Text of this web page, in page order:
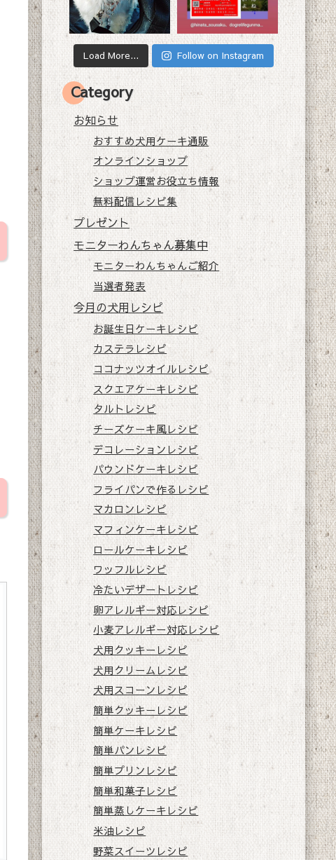
Load More... Follow on Instagram
Category
お知らせ
おすすめ犬用ケーキ通販
オンラインショップ
ショップ運営お役立ち情報
無料配信レシピ集
プレゼント
モニターわんちゃん募集中
モニターわんちゃんご紹介
当選者発表
今月の犬用レシピ
お誕生日ケーキレシピ
カステラレシピ
ココナッツオイルレシピ
スクエアケーキレシピ
タルトレシピ
チーズケーキ風レシピ
デコレーションレシピ
パウンドケーキレシピ
フライパンで作るレシピ
マカロンレシピ
マフィンケーキレシピ
ロールケーキレシピ
ワッフルレシピ
冷たいデザートレシピ
卵アレルギー対応レシピ
小麦アレルギー対応レシピ
犬用クッキーレシピ
犬用クリームレシピ
犬用スコーンレシピ
簡単クッキーレシピ
簡単ケーキレシピ
簡単パンレシピ
簡単プリンレシピ
簡単和菓子レシピ
簡単蒸しケーキレシピ
米油レシピ
野菜スイーツレシピ